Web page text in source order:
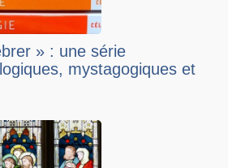
» : une série
mystagogiques et